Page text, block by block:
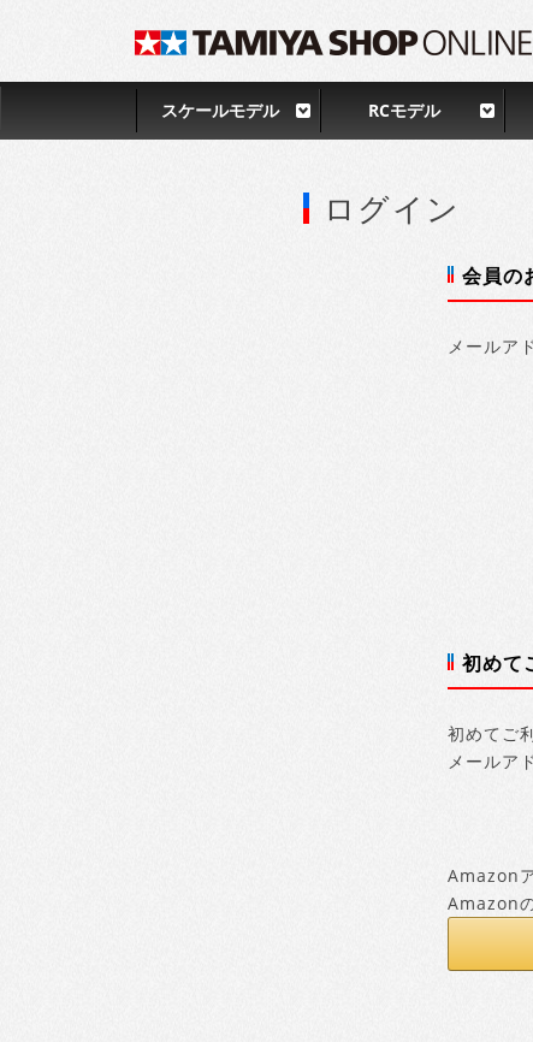
スケールモデル RCモデル
ログイン
会員の
メールア
初めて
初めてご
メールア
Amazon
Amazon